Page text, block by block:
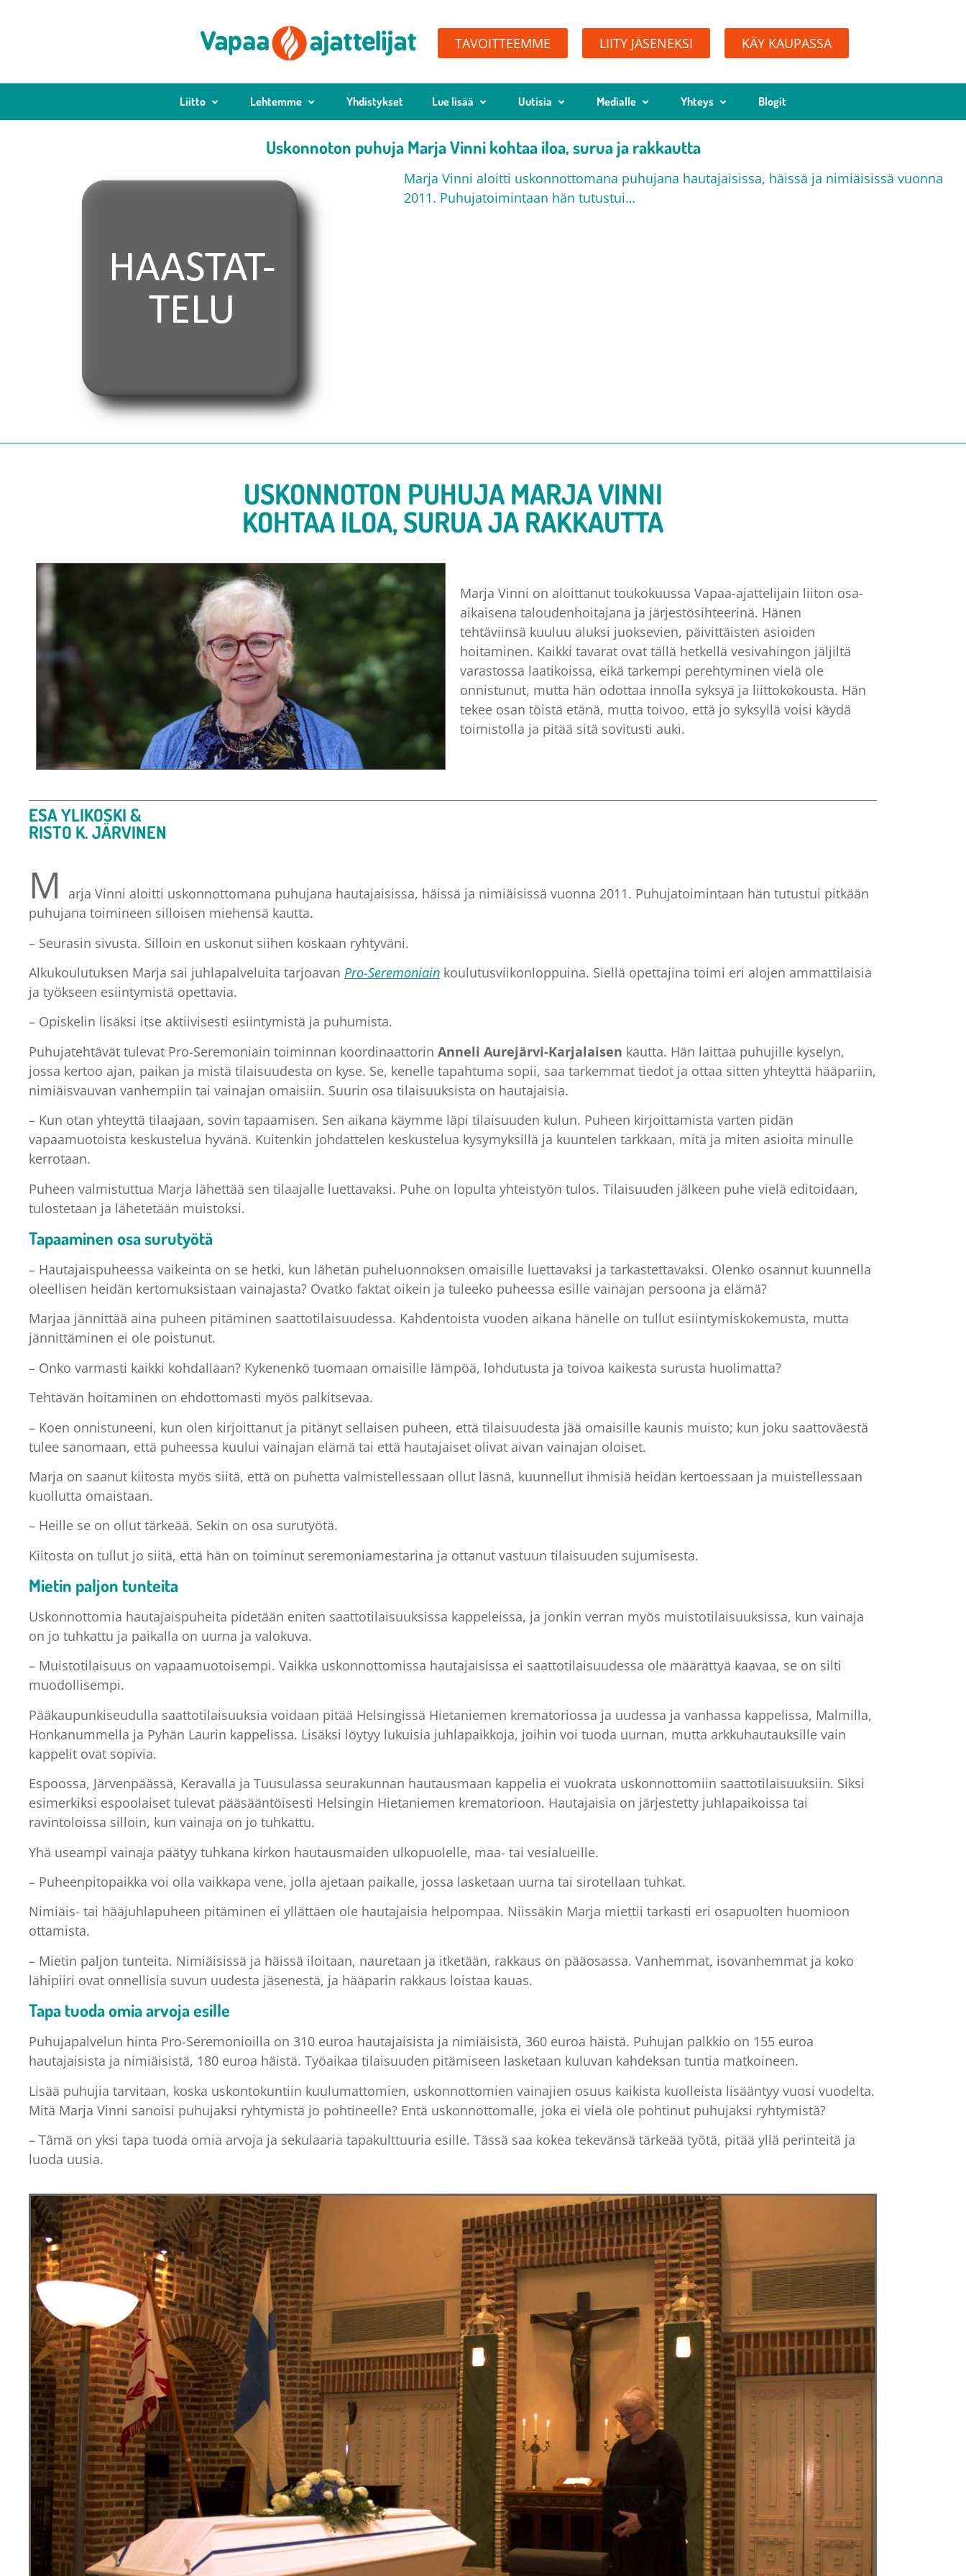
TAVOITTEEMME LIITY JÄSENEKSI KÄY KAUPASSA
Liitto Lehtemme Yhdistykset Lue lisää Uutisia Medialle Yhteys Blogit
Uskonnoton puhuja Marja Vinni kohtaa iloa, surua ja rakkautta
Marja Vinni aloitti uskonnottomana puhujana hautajaisissa, häissä ja nimiäisissä vuonna
2011. Puhujatoimintaan hän tutustui…
USKONNOTON PUHUJA MARJA VINNI
KOHTAA ILOA, SURUA JA RAKKAUTTA
Marja Vinni on aloittanut toukokuussa Vapaa-ajattelijain liiton osa-
aikaisena taloudenhoitajana ja järjestösihteerinä. Hänen
tehtäviinsä kuuluu aluksi juoksevien, päivittäisten asioiden
hoitaminen. Kaikki tavarat ovat tällä hetkellä vesivahingon jäljiltä
varastossa laatikoissa, eikä tarkempi perehtyminen vielä ole
onnistunut, mutta hän odottaa innolla syksyä ja liittokokousta. Hän
tekee osan töistä etänä, mutta toivoo, että jo syksyllä voisi käydä
toimistolla ja pitää sitä sovitusti auki.
ESA YLIKOSKI &
RISTO K. JÄRVINEN
M
arja Vinni aloitti uskonnottomana puhujana hautajaisissa, häissä ja nimiäisissä vuonna 2011. Puhujatoimintaan hän tutustui pitkään
puhujana toimineen silloisen miehensä kautta.
– Seurasin sivusta. Silloin en uskonut siihen koskaan ryhtyväni.
Alkukoulutuksen Marja sai juhlapalveluita tarjoavan Pro-Seremoniain koulutusviikonloppuina. Siellä opettajina toimi eri alojen ammattilaisia
ja työkseen esiintymistä opettavia.
– Opiskelin lisäksi itse aktiivisesti esiintymistä ja puhumista.
Puhujatehtävät tulevat Pro-Seremoniain toiminnan koordinaattorin Anneli Aurejärvi-Karjalaisen kautta. Hän laittaa puhujille kyselyn,
jossa kertoo ajan, paikan ja mistä tilaisuudesta on kyse. Se, kenelle tapahtuma sopii, saa tarkemmat tiedot ja ottaa sitten yhteyttä hääpariin,
nimiäisvauvan vanhempiin tai vainajan omaisiin. Suurin osa tilaisuuksista on hautajaisia.
– Kun otan yhteyttä tilaajaan, sovin tapaamisen. Sen aikana käymme läpi tilaisuuden kulun. Puheen kirjoittamista varten pidän
vapaamuotoista keskustelua hyvänä. Kuitenkin johdattelen keskustelua kysymyksillä ja kuuntelen tarkkaan, mitä ja miten asioita minulle
kerrotaan.
Puheen valmistuttua Marja lähettää sen tilaajalle luettavaksi. Puhe on lopulta yhteistyön tulos. Tilaisuuden jälkeen puhe vielä editoidaan,
tulostetaan ja lähetetään muistoksi.
Tapaaminen osa surutyötä
– Hautajaispuheessa vaikeinta on se hetki, kun lähetän puheluonnoksen omaisille luettavaksi ja tarkastettavaksi. Olenko osannut kuunnella
oleellisen heidän kertomuksistaan vainajasta? Ovatko faktat oikein ja tuleeko puheessa esille vainajan persoona ja elämä?
Marjaa jännittää aina puheen pitäminen saattotilaisuudessa. Kahdentoista vuoden aikana hänelle on tullut esiintymiskokemusta, mutta
jännittäminen ei ole poistunut.
– Onko varmasti kaikki kohdallaan? Kykenenkö tuomaan omaisille lämpöä, lohdutusta ja toivoa kaikesta surusta huolimatta?
Tehtävän hoitaminen on ehdottomasti myös palkitsevaa.
– Koen onnistuneeni, kun olen kirjoittanut ja pitänyt sellaisen puheen, että tilaisuudesta jää omaisille kaunis muisto; kun joku saattoväestä
tulee sanomaan, että puheessa kuului vainajan elämä tai että hautajaiset olivat aivan vainajan oloiset.
Marja on saanut kiitosta myös siitä, että on puhetta valmistellessaan ollut läsnä, kuunnellut ihmisiä heidän kertoessaan ja muistellessaan
kuollutta omaistaan.
– Heille se on ollut tärkeää. Sekin on osa surutyötä.
Kiitosta on tullut jo siitä, että hän on toiminut seremoniamestarina ja ottanut vastuun tilaisuuden sujumisesta.
Mietin paljon tunteita
Uskonnottomia hautajaispuheita pidetään eniten saattotilaisuuksissa kappeleissa, ja jonkin verran myös muistotilaisuuksissa, kun vainaja
on jo tuhkattu ja paikalla on uurna ja valokuva.
– Muistotilaisuus on vapaamuotoisempi. Vaikka uskonnottomissa hautajaisissa ei saattotilaisuudessa ole määrättyä kaavaa, se on silti
muodollisempi.
Pääkaupunkiseudulla saattotilaisuuksia voidaan pitää Helsingissä Hietaniemen krematoriossa ja uudessa ja vanhassa kappelissa, Malmilla,
Honkanummella ja Pyhän Laurin kappelissa. Lisäksi löytyy lukuisia juhlapaikkoja, joihin voi tuoda uurnan, mutta arkkuhautauksille vain
kappelit ovat sopivia.
Espoossa, Järvenpäässä, Keravalla ja Tuusulassa seurakunnan hautausmaan kappelia ei vuokrata uskonnottomiin saattotilaisuuksiin. Siksi
esimerkiksi espoolaiset tulevat pääsääntöisesti Helsingin Hietaniemen krematorioon. Hautajaisia on järjestetty juhlapaikoissa tai
ravintoloissa silloin, kun vainaja on jo tuhkattu.
Yhä useampi vainaja päätyy tuhkana kirkon hautausmaiden ulkopuolelle, maa- tai vesialueille.
– Puheenpitopaikka voi olla vaikkapa vene, jolla ajetaan paikalle, jossa lasketaan uurna tai sirotellaan tuhkat.
Nimiäis- tai hääjuhlapuheen pitäminen ei yllättäen ole hautajaisia helpompaa. Niissäkin Marja miettii tarkasti eri osapuolten huomioon
ottamista.
– Mietin paljon tunteita. Nimiäisissä ja häissä iloitaan, nauretaan ja itketään, rakkaus on pääosassa. Vanhemmat, isovanhemmat ja koko
lähipiiri ovat onnellisia suvun uudesta jäsenestä, ja hääparin rakkaus loistaa kauas.
Tapa tuoda omia arvoja esille
Puhujapalvelun hinta Pro-Seremonioilla on 310 euroa hautajaisista ja nimiäisistä, 360 euroa häistä. Puhujan palkkio on 155 euroa
hautajaisista ja nimiäisistä, 180 euroa häistä. Työaikaa tilaisuuden pitämiseen lasketaan kuluvan kahdeksan tuntia matkoineen.
Lisää puhujia tarvitaan, koska uskontokuntiin kuulumattomien, uskonnottomien vainajien osuus kaikista kuolleista lisääntyy vuosi vuodelta.
Mitä Marja Vinni sanoisi puhujaksi ryhtymistä jo pohtineelle? Entä uskonnottomalle, joka ei vielä ole pohtinut puhujaksi ryhtymistä?
– Tämä on yksi tapa tuoda omia arvoja ja sekulaaria tapakulttuuria esille. Tässä saa kokea tekevänsä tärkeää työtä, pitää yllä perinteitä ja
luoda uusia.